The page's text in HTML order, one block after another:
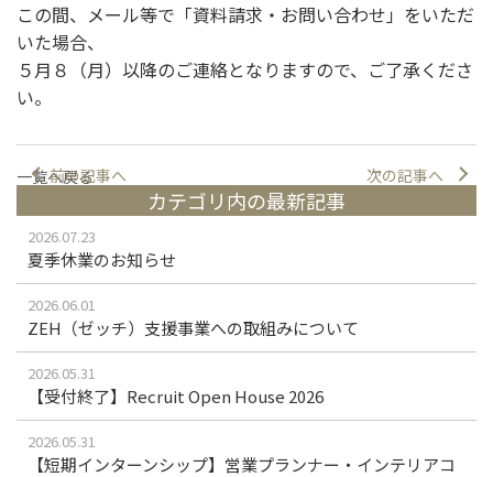
この間、メール等で「資料請求・お問い合わせ」をいただ
いた場合、
５月８（月）以降のご連絡となりますので、ご了承くださ
い。
前の記事へ 次の記事へ
一覧へ戻る
カテゴリ内の最新記事
2026.07.23
夏季休業のお知らせ
2026.06.01
ZEH（ゼッチ）支援事業への取組みについて
2026.05.31
【受付終了】Recruit Open House 2026
2026.05.31
【短期インターンシップ】営業プランナー・インテリアコ